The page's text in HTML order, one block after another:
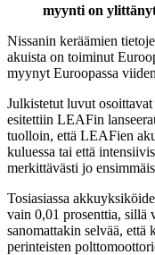
myynti on
Nissanin keräämien
akuista on toiminut
myynyt Euroopassa
Julkistetut luvut
esitettiin LEAFin
tuolloin, että LEAFien
kuluessa tai että
merkittävästi jo
Tosiasiassa
vain 0,01 prosenttia, sillä
sanomattakin selvää, että
perinteisten